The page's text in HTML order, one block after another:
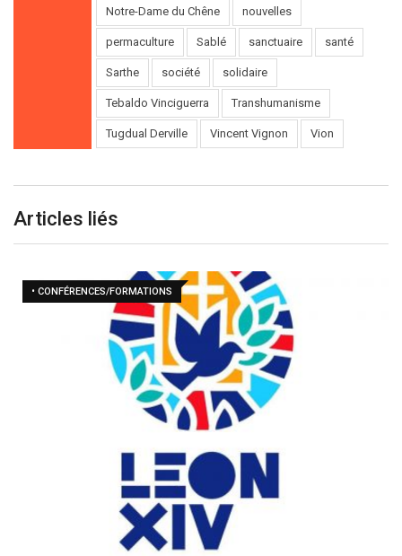
Notre-Dame du Chêne nouvelles
permaculture Sablé sanctuaire santé
Sarthe société solidaire
Tebaldo Vinciguerra Transhumanisme
Tugdual Derville Vincent Vignon Vion
Articles liés
• CONFÉRENCES/FORMATIONS